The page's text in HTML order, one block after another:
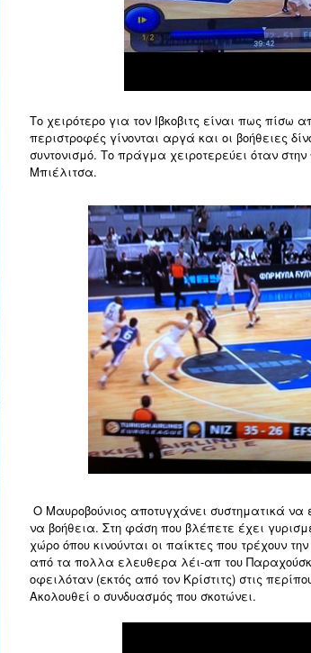
Το χειρότερο για τον Ιβκοβιτς είναι πως πίσω
περιστροφές γίνονται αργά και οι βοήθειες
συντονισμό. Το πράγμα χειροτερεύει όταν
Μπιέλιτσα.
Ο Μαυροβούνιος αποτυγχάνει συστηματικά να
να βοήθεια. Στη φάση που βλέπετε έχει
χώρο όπου κινούνται οι παίκτες που τρέχουν
από τα πολλα ελευθερα λέι-απ του
οφειλόταν (εκτός από τον Κρίστιτς) στις
Ακολουθεί ο συνδυασμός που σκοτώνει.